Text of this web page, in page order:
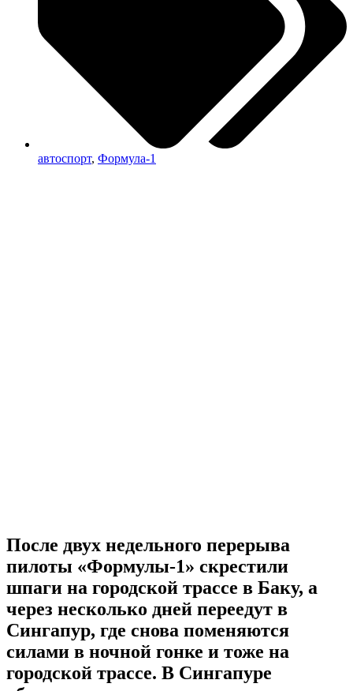
автоспорт, Формула-1
После двух недельного перерыва
пилоты «Формулы-1» скрестили
шпаги на городской трассе в Баку, а
через несколько дней переедут в
Сингапур, где снова поменяются
силами в ночной гонке и тоже на
городской трассе. В Сингапуре